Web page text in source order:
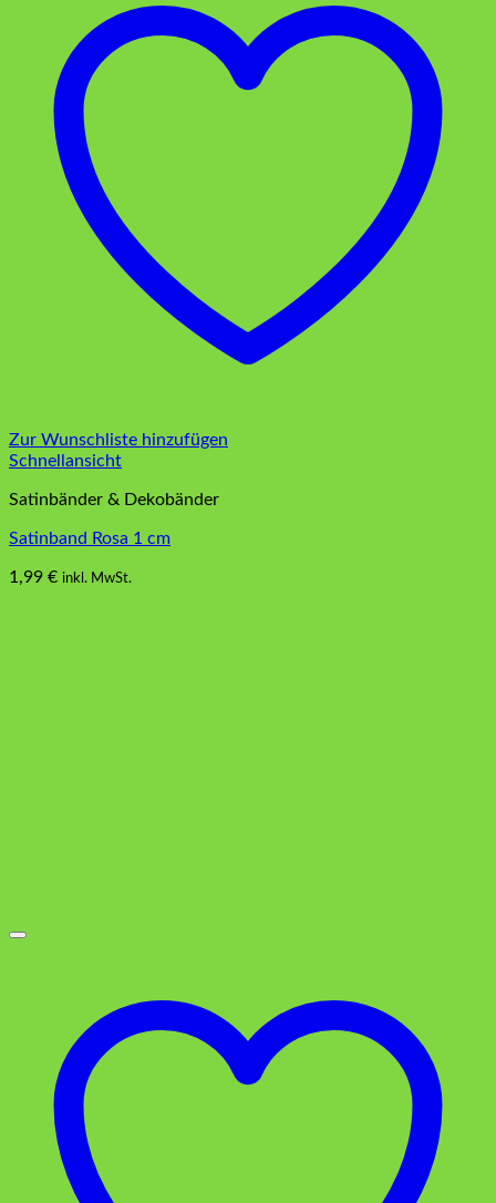
Zur Wunschliste hinzufügen
Schnellansicht
Satinbänder & Dekobänder
Satinband Rosa 1 cm
1,99 € inkl. MwSt.